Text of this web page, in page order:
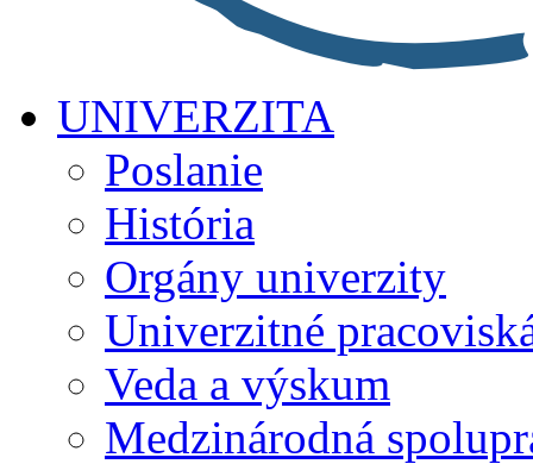
UNIVERZITA
Poslanie
História
Orgány univerzity
Univerzitné
Veda a výskum
Medzinárodná